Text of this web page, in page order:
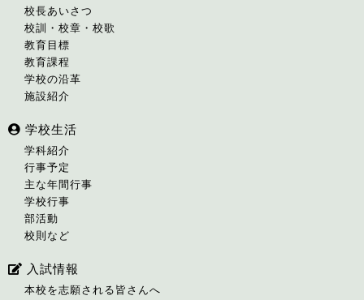
校長あいさつ
校訓・校章・校歌
教育目標
教育課程
学校の沿革
施設紹介
学校生活
学科紹介
行事予定
主な年間行事
学校行事
部活動
校則など
入試情報
本校を志願される皆さんへ